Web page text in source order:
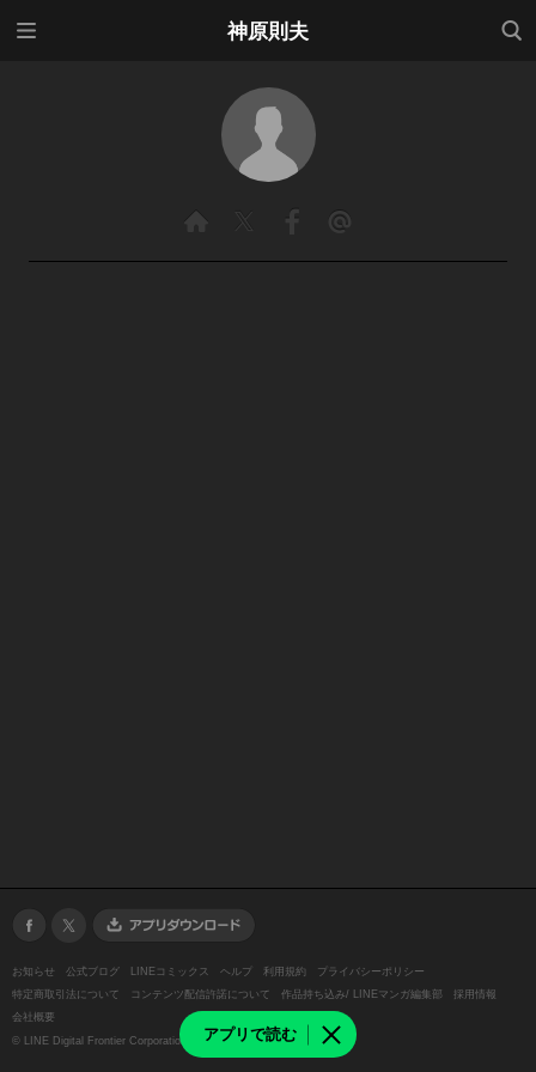
神原則夫
検索
アプリで読む
お知らせ 公式ブログ LINEコミックス ヘルプ 利用規約
プライバシーポリシー
特定商取引法について
コンテンツ配信許諾について 作品持ち込み/ LINEマンガ編集部
採用情報
会社概要
© LINE Digital Frontier Corporation